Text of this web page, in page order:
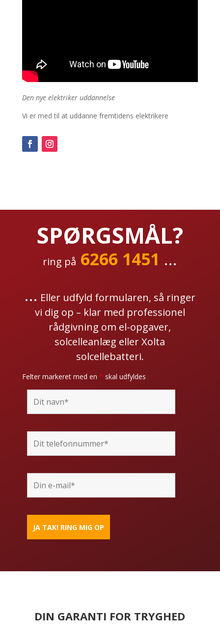
Den nye elektriker uddannelse
Vi er med til at uddanne fremtidens elektrikere
SPØRGSMÅL?
ring på 6266 1451 ...
... Eller udfyld formularen, så ringer
vi dig op – klar med professionel
rådgivning om el-opgaver,
solcelleanlæg eller Xolta
solcellebatteri.
Felter markeret med en * skal udfyldes
DIN GARANTI FOR TRYGHED